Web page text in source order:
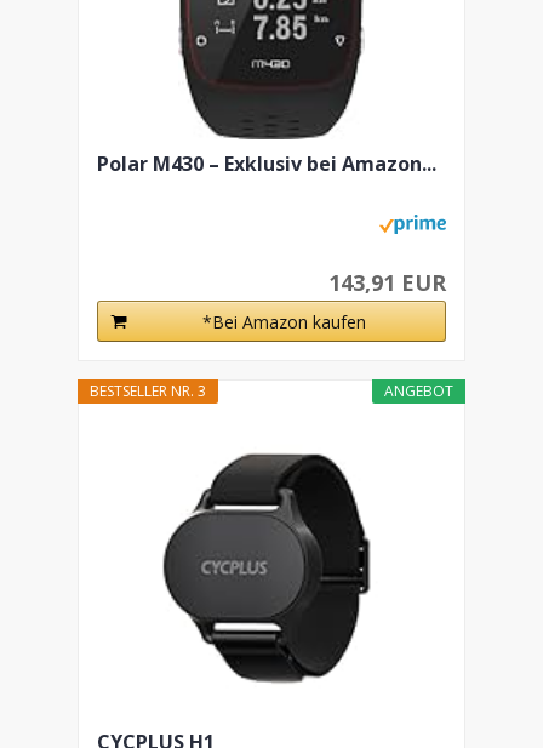
Polar M430 – Exklusiv bei Amazon...
143,91 EUR
*Bei Amazon kaufen
ANGEBOT
BESTSELLER NR. 3
CYCPLUS H1